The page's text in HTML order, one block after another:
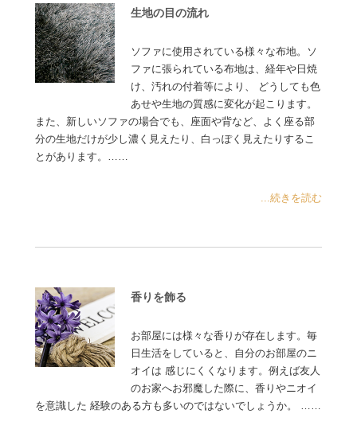
生地の目の流れ
ソファに使用されている様々な布地。ソ
ファに張られている布地は、経年や日焼
け、汚れの付着等により、 どうしても色
あせや生地の質感に変化が起こります。
また、新しいソファの場合でも、座面や背など、よく座る部
分の生地だけが少し濃く見えたり、白っぽく見えたりするこ
とがあります。……
...続きを読む
香りを飾る
お部屋には様々な香りが存在します。毎
日生活をしていると、自分のお部屋のニ
オイは 感じにくくなります。例えば友人
のお家へお邪魔した際に、香りやニオイ
を意識した 経験のある方も多いのではないでしょうか。 ……